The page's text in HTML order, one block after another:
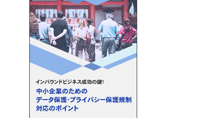
2025年 10月 23日
世界各国のDPO設置義務に関す
る最新動向（2025年10月23日時
2026年 7月 16日
フランス CNIL AI